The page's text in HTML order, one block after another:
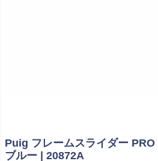
Puig フレームスライダー PRO
ブルー | 20872A